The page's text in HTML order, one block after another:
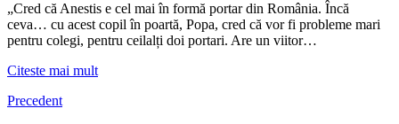
„Cred că Anestis e cel mai în formă portar din România. Încă
ceva… cu acest copil în poartă, Popa, cred că vor fi probleme mari
pentru colegi, pentru ceilalți doi portari. Are un viitor…
Citeste mai mult
Precedent